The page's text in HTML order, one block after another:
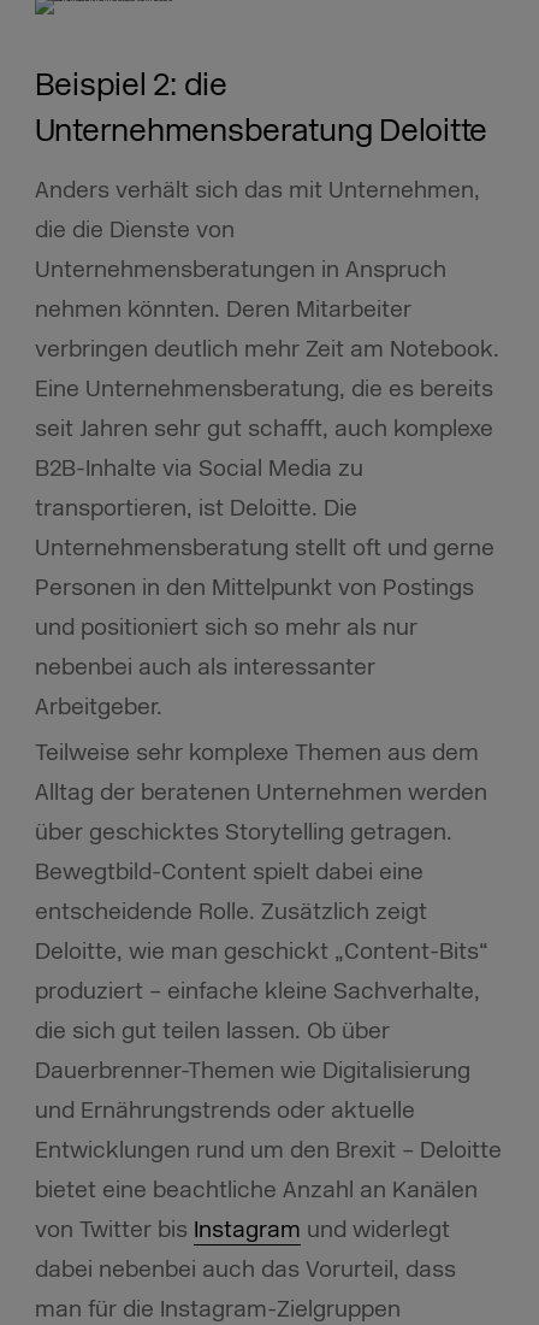
Beispiel 2: die
Unternehmensberatung Deloitte
Anders verhält sich das mit Unternehmen,
die die Dienste von
Unternehmensberatungen in Anspruch
nehmen könnten. Deren Mitarbeiter
verbringen deutlich mehr Zeit am Notebook.
Eine Unternehmensberatung, die es bereits
seit Jahren sehr gut schafft, auch komplexe
B2B-Inhalte via Social Media zu
transportieren, ist Deloitte. Die
Unternehmensberatung stellt oft und gerne
Personen in den Mittelpunkt von Postings
und positioniert sich so mehr als nur
nebenbei auch als interessanter
Arbeitgeber.
Teilweise sehr komplexe Themen aus dem
Alltag der beratenen Unternehmen werden
über geschicktes Storytelling getragen.
Bewegtbild-Content spielt dabei eine
entscheidende Rolle. Zusätzlich zeigt
Deloitte, wie man geschickt „Content-Bits“
produziert – einfache kleine Sachverhalte,
die sich gut teilen lassen. Ob über
Dauerbrenner-Themen wie Digitalisierung
und Ernährungstrends oder aktuelle
Entwicklungen rund um den Brexit – Deloitte
bietet eine beachtliche Anzahl an Kanälen
von Twitter bis Instagram und widerlegt
dabei nebenbei auch das Vorurteil, dass
man für die Instagram-Zielgruppen